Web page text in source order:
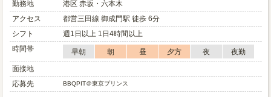
勤務地
港区 赤坂・六本木
アクセス
都営三田線 御成門駅 徒歩 6分
シフト
週1日以上 1日4時間以上
時間帯
早朝 朝 昼 夕方 夜
夜勤
面接地
応募先
BBQPIT＠東京プリンス